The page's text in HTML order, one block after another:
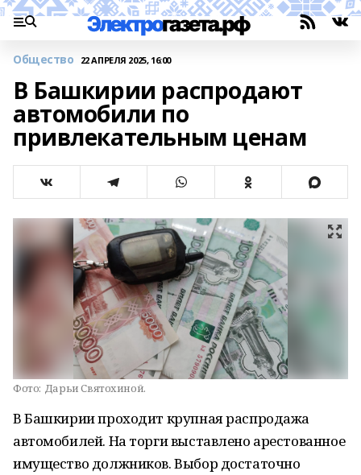
Общество 22 АПРЕЛЯ 2025, 16:00
В Башкирии распродают
автомобили по
привлекательным ценам
Фото: Дарьи Святохиной.
В Башкирии проходит крупная распродажа
автомобилей. На торги выставлено арестованное
имущество должников. Выбор достаточно